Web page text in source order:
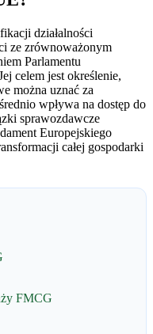
działalności
ze zrównoważonym
Parlamentu
celem jest określenie,
można uznać za
wpływa na dostęp do
sprawozdawcze
Europejskiego
całej gospodarki
FMCG